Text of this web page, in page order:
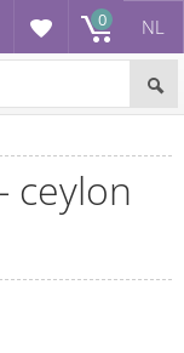
NL
0